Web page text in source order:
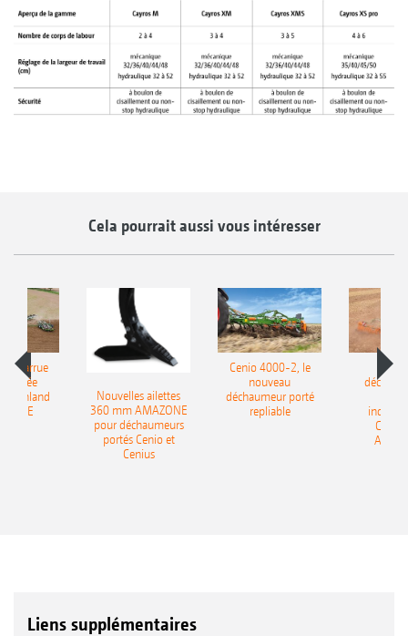
Cela pourrait aussi vous intéresser
charrue
portée
Onland
Nouvelles ailettes
360 mm AMAZONE
pour déchaumeurs
portés Cenio et
Cenius
Cenio 4000-2, le
nouveau
déchaumeur porté
repliable
Liens supplémentaires